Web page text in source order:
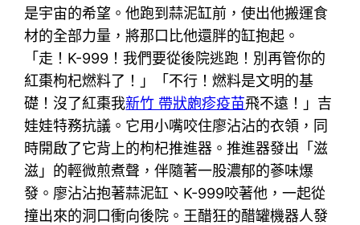
是宇宙的希望。他跑到蒜泥缸前，使出他搬運食
材的全部力量，將那口比他還胖的缸抱起。
「走！K-999！我們要從後院逃跑！別再管你的
紅棗枸杞燃料了！」「不行！燃料是文明的基
礎！沒了紅棗我新竹 帶狀皰疹疫苗飛不遠！」吉
娃娃特務抗議。它用小嘴咬住廖沾沾的衣領，同
時開啟了它背上的枸杞推進器。推進器發出「滋
滋」的輕微煎煮聲，伴隨著一股濃郁的蔘味爆
發。廖沾沾抱著蒜泥缸、K-999咬著他，一起從
撞出來的洞口衝向後院。王醋狂的醋罐機器人發